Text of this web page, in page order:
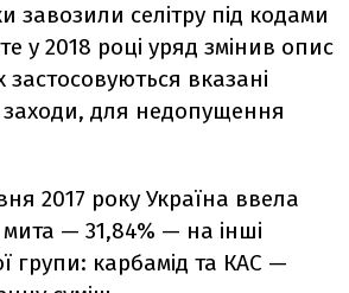
завозили селітру під кодами
у 2018 році уряд змінив опис
застосовуються вказані
заходи, для недопущення
2017 року Україна ввела
мита — 31,84% — на інші
групи: карбамід та КАС —